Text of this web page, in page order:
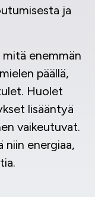
ja
enemmän
päällä,
Huolet
lisääntyä
vaikeutuvat.
niin energiaa,